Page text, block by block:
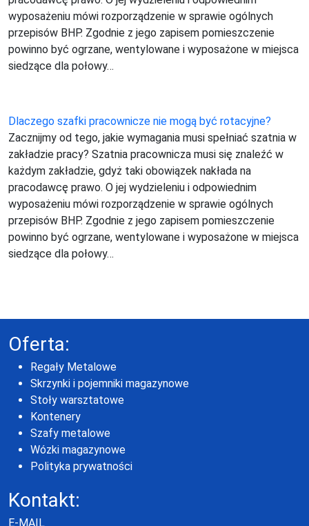
wyposażeniu mówi rozporządzenie w sprawie ogólnych
przepisów BHP. Zgodnie z jego zapisem pomieszczenie
powinno być ogrzane, wentylowane i wyposażone w miejsca
siedzące dla połowy…
Dlaczego szafki pracownicze nie mogą być rotacyjne?
Zacznijmy od tego, jakie wymagania musi spełniać szatnia w
zakładzie pracy? Szatnia pracownicza musi się znaleźć w
każdym zakładzie, gdyż taki obowiązek nakłada na
pracodawcę prawo. O jej wydzieleniu i odpowiednim
wyposażeniu mówi rozporządzenie w sprawie ogólnych
przepisów BHP. Zgodnie z jego zapisem pomieszczenie
powinno być ogrzane, wentylowane i wyposażone w miejsca
siedzące dla połowy…
Oferta:
Regały Metalowe
Skrzynki i pojemniki magazynowe
Stoły warsztatowe
Kontenery
Szafy metalowe
Wózki magazynowe
Polityka prywatności
Kontakt:
E-MAIL